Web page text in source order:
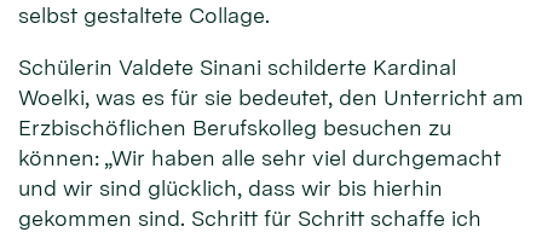
selbst gestaltete Collage.
Schülerin Valdete Sinani schilderte Kardinal
Woelki, was es für sie bedeutet, den Unterricht am
Erzbischöflichen Berufskolleg besuchen zu
können: „Wir haben alle sehr viel durchgemacht
und wir sind glücklich, dass wir bis hierhin
gekommen sind. Schritt für Schritt schaffe ich